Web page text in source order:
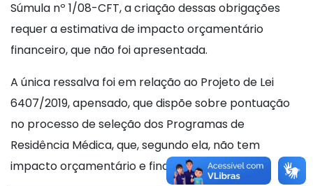
Súmula nº 1/08-CFT, a criação dessas obrigações
requer a estimativa de impacto orçamentário
financeiro, que não foi apresentada.
A única ressalva foi em relação ao Projeto de Lei
6407/2019, apensado, que dispõe sobre pontuação
no processo de seleção dos Programas de
Residência Médica, que, segundo ela, não tem
impacto orçamentário e financeiro.